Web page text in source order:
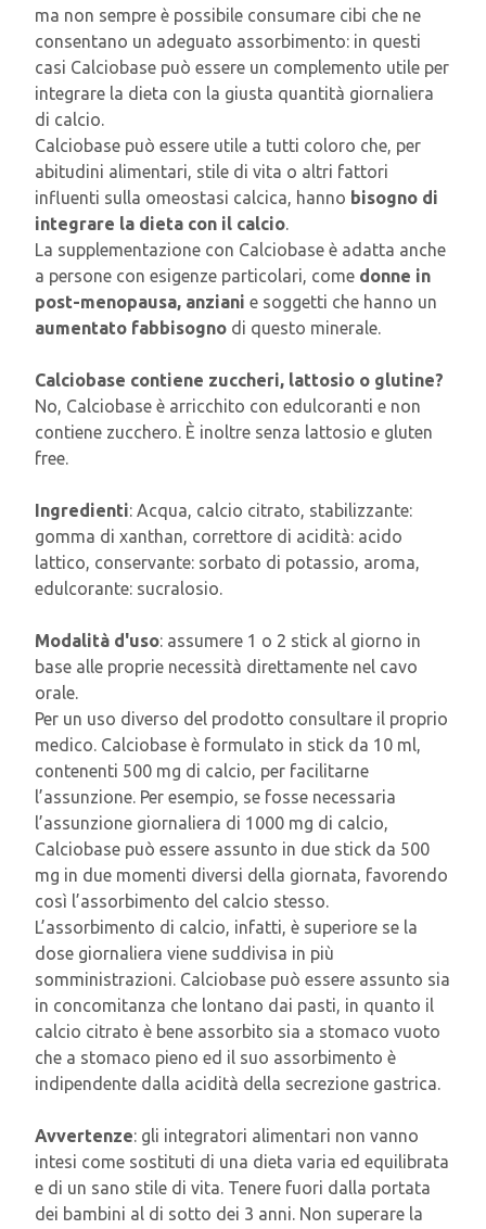
ma non sempre è possibile consumare cibi che ne
consentano un adeguato assorbimento: in questi
casi Calciobase può essere un complemento utile per
integrare la dieta con la giusta quantità giornaliera
di calcio.
Calciobase può essere utile a tutti coloro che, per
abitudini alimentari, stile di vita o altri fattori
influenti sulla omeostasi calcica, hanno bisogno di
integrare la dieta con il calcio.
La supplementazione con Calciobase è adatta anche
a persone con esigenze particolari, come donne in
post-menopausa, anziani e soggetti che hanno un
aumentato fabbisogno di questo minerale.
Calciobase contiene zuccheri, lattosio o glutine?
No, Calciobase è arricchito con edulcoranti e non
contiene zucchero. È inoltre senza lattosio e gluten
free.
Ingredienti: Acqua, calcio citrato, stabilizzante:
gomma di xanthan, correttore di acidità: acido
lattico, conservante: sorbato di potassio, aroma,
edulcorante: sucralosio.
Modalità d'uso: assumere 1 o 2 stick al giorno in
base alle proprie necessità direttamente nel cavo
orale.
Per un uso diverso del prodotto consultare il proprio
medico. Calciobase è formulato in stick da 10 ml,
contenenti 500 mg di calcio, per facilitarne
l’assunzione. Per esempio, se fosse necessaria
l’assunzione giornaliera di 1000 mg di calcio,
Calciobase può essere assunto in due stick da 500
mg in due momenti diversi della giornata, favorendo
così l’assorbimento del calcio stesso.
L’assorbimento di calcio, infatti, è superiore se la
dose giornaliera viene suddivisa in più
somministrazioni. Calciobase può essere assunto sia
in concomitanza che lontano dai pasti, in quanto il
calcio citrato è bene assorbito sia a stomaco vuoto
che a stomaco pieno ed il suo assorbimento è
indipendente dalla acidità della secrezione gastrica.
Avvertenze: gli integratori alimentari non vanno
intesi come sostituti di una dieta varia ed equilibrata
e di un sano stile di vita. Tenere fuori dalla portata
dei bambini al di sotto dei 3 anni. Non superare la